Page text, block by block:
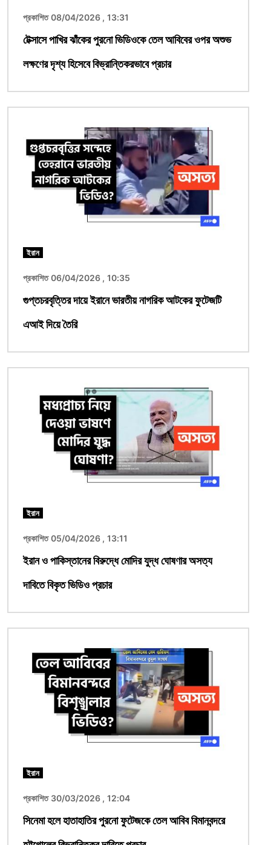
প্রকাশিত 08/04/2026 , 13:31
টেক্সাসে পাখির ঝাঁকের পুরনো ভিডিওকে তেল আবিবের ওপর অশুভ
লক্ষণের দৃশ্য হিসেবে বিভ্রান্তিকরভাবে প্রচার
ইরান
প্রকাশিত 06/04/2026 , 10:35
গুপ্তচরবৃত্তির দায়ে ইরানে ভারতীয় নাগরিক আটকের ফুটেজটি
এআই দিয়ে তৈরি
ইরান
প্রকাশিত 05/04/2026 , 13:11
ইরান ও পাকিস্তানের বিরুদ্ধে মোদির যুদ্ধ ঘোষণার অসত্য
দাবিতে বিকৃত ভিডিও প্রচার
ইরান
প্রকাশিত 30/03/2026 , 12:04
সিনেমা হলে হাতাহাতির পুরনো ফুটেজকে তেল আবিব বিমানবন্দরে